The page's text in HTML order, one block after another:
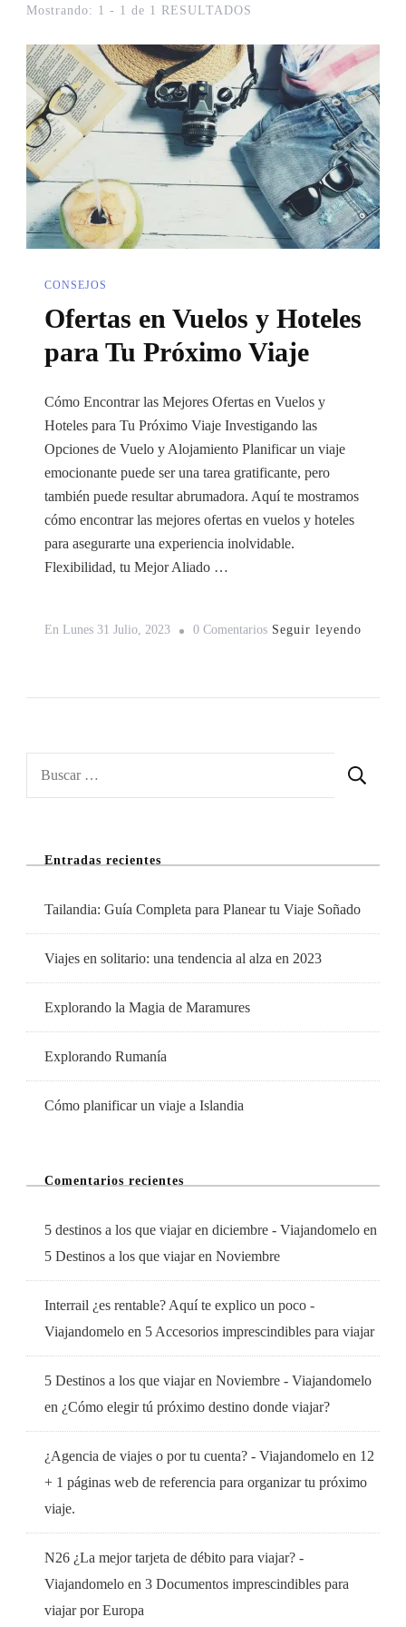
Mostrando: 1 - 1 de 1 RESULTADOS
CONSEJOS
Ofertas en Vuelos y Hoteles
para Tu Próximo Viaje
Cómo Encontrar las Mejores Ofertas en Vuelos y
Hoteles para Tu Próximo Viaje Investigando las
Opciones de Vuelo y Alojamiento Planificar un viaje
emocionante puede ser una tarea gratificante, pero
también puede resultar abrumadora. Aquí te mostramos
cómo encontrar las mejores ofertas en vuelos y hoteles
para asegurarte una experiencia inolvidable.
Flexibilidad, tu Mejor Aliado …
En Lunes 31 Julio, 2023 0 ComentariosEn
Viaje
Seguir leyendo
Entradas recientes
Tailandia: Guía Completa para Planear tu Viaje Soñado
Viajes en solitario: una tendencia al alza en 2023
Explorando la Magia de Maramures
Explorando Rumanía
Cómo planificar un viaje a Islandia
Comentarios recientes
5 destinos a los que viajar en diciembre - Viajandomelo en
5 Destinos a los que viajar en Noviembre
Interrail ¿es rentable? Aquí te explico un poco -
Viajandomelo en 5 Accesorios imprescindibles para viajar
5 Destinos a los que viajar en Noviembre - Viajandomelo
en ¿Cómo elegir tú próximo destino donde viajar?
¿Agencia de viajes o por tu cuenta? - Viajandomelo en 12
+ 1 páginas web de referencia para organizar tu próximo
viaje.
N26 ¿La mejor tarjeta de débito para viajar? -
Viajandomelo en 3 Documentos imprescindibles para
viajar por Europa